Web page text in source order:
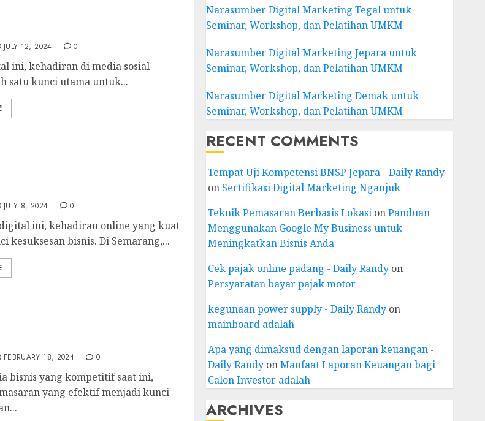
JULY 12, 2024 0
ini, kehadiran di media sosial
satu kunci utama untuk...
JULY 8, 2024 0
ini, kehadiran online yang kuat
kesuksesan bisnis. Di Semarang,...
FEBRUARY 18, 2024 0
bisnis yang kompetitif saat ini,
yang efektif menjadi kunci
Narasumber Digital Marketing Tegal untuk
Seminar, Workshop, dan Pelatihan UMKM
Narasumber Digital Marketing Jepara untuk
Seminar, Workshop, dan Pelatihan UMKM
Narasumber Digital Marketing Demak untuk
Seminar, Workshop, dan Pelatihan UMKM
RECENT COMMENTS
Tempat Uji Kompetensi BNSP Jepara - Daily Randy
on Sertifikasi Digital Marketing Nganjuk
Teknik Pemasaran Berbasis LokasionPanduan
Menggunakan Google My Business untuk
Meningkatkan Bisnis Anda
Cek pajak online padang - Daily Randyon
Persyaratan bayar pajak motor
kegunaan power supply - Daily Randyon
mainboard adalah
Apa yang dimaksud dengan laporan keuangan -
Daily RandyonManfaat Laporan Keuangan bagi
Calon Investor adalah
ARCHIVES